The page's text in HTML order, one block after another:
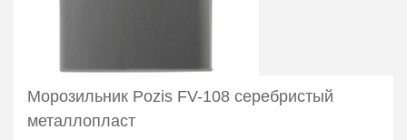
Морозильник Pozis FV-108 серебристый
металлопласт